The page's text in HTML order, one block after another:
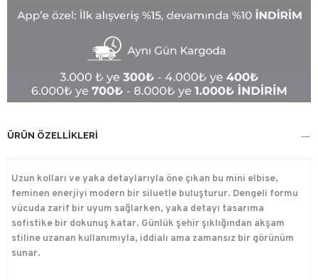
ÜRÜN ÖZELLIKLERI
Uzun kolları ve yaka detaylarıyla öne çıkan bu mini elbise,
feminen enerjiyi modern bir siluetle buluşturur. Dengeli formu
vücuda zarif bir uyum sağlarken, yaka detayı tasarıma
sofistike bir dokunuş katar. Günlük şehir şıklığından akşam
stiline uzanan kullanımıyla, iddialı ama zamansız bir görünüm
sunar.